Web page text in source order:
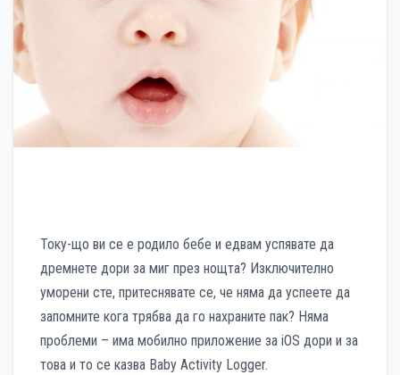
Току-що ви се е родило бебе и едвам успявате да
дремнете дори за миг през нощта? Изключително
уморени сте, притеснявате се, че няма да успеете да
запомните кога трябва да го нахраните пак? Няма
проблеми – има мобилно приложение за iOS дори и за
това и то се казва Baby Activity Logger.